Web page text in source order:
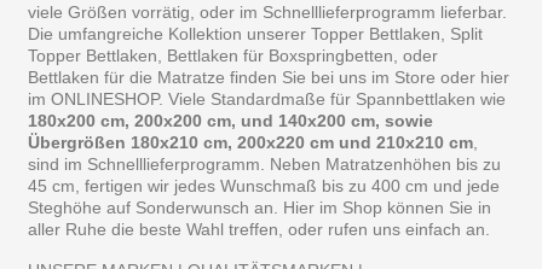
viele Größen vorrätig, oder im Schnelllieferprogramm lieferbar.
Die umfangreiche Kollektion unserer Topper Bettlaken, Split
Topper Bettlaken, Bettlaken für Boxspringbetten, oder
Bettlaken für die Matratze finden Sie bei uns im Store oder hier
im ONLINESHOP. Viele Standardmaße für Spannbettlaken wie
180x200 cm, 200x200 cm, und 140x200 cm, sowie
Übergrößen 180x210 cm, 200x220 cm und 210x210 cm
sind im Schnelllieferprogramm. Neben Matratzenhöhen bis zu
45 cm, fertigen wir jedes Wunschmaß bis zu 400 cm und jede
Steghöhe auf Sonderwunsch an. Hier im Shop können Sie in
aller Ruhe die beste Wahl treffen, oder rufen uns einfach an.